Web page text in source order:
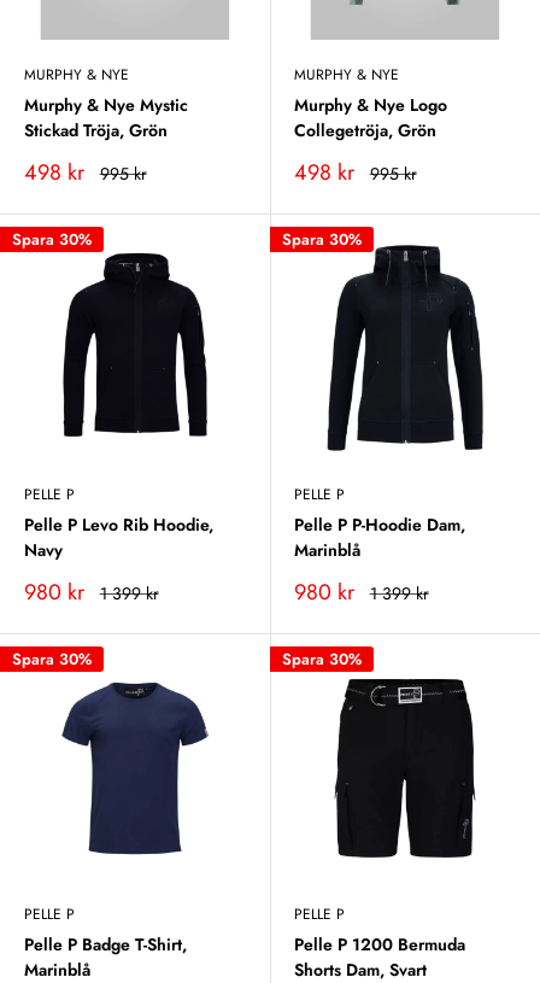
MURPHY & NYE
Murphy & Nye Mystic
Stickad Tröja, Grön
Vårt
498 kr Rekommenderat
995 kr
MURPHY & NYE
Murphy & Nye Logo
Collegetröja, Grön
Vårt
498 kr Rekommenderat
995 kr
Spara 30%
PELLE P
Pelle P Levo Rib Hoodie,
Navy
Vårt
980 kr Rekommenderat
1 399 kr
Spara 30%
PELLE P
Pelle P P-Hoodie Dam,
Marinblå
Vårt
980 kr Rekommenderat
1 399 kr
Spara 30%
PELLE P
Pelle P Badge T-Shirt,
Marinblå
Spara 30%
PELLE P
Pelle P 1200 Bermuda
Shorts Dam, Svart